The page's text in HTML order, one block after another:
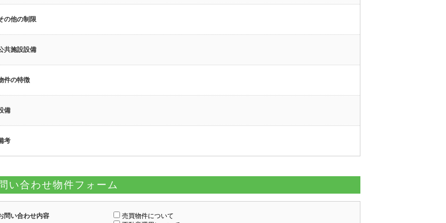
の他の制限
共施設設備
件の特徴
備
考
い合わせ物件フォーム
問い合わせ内容
売買物件について